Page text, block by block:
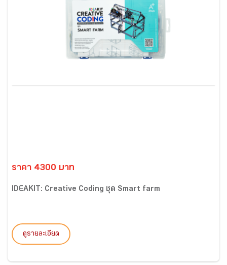
ราคา 4300 บาท
IDEAKIT: Creative Coding ชุด Smart farm
ดูรายละเอียด